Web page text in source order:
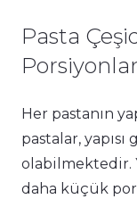
Pasta
Her pastanın
pastalar, yapısı
olabilmektedir.
daha küçük